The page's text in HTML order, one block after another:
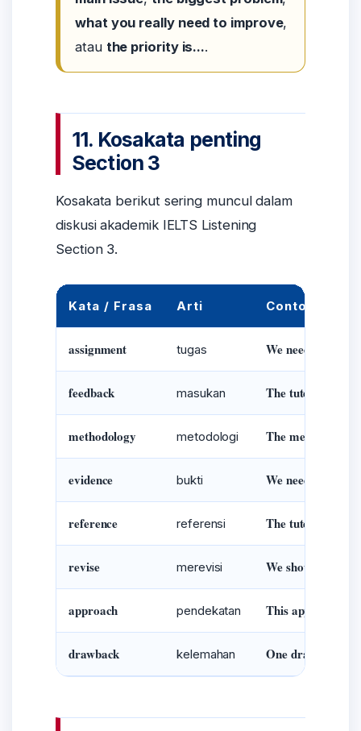
what you really need to improve,
atau the priority is....
11. Kosakata penting
Section 3
Kosakata berikut sering muncul dalam
diskusi akademik IELTS Listening
Section 3.
Kata / Frasa Arti Contoh
assignment tugas We need to finish
feedback masukan The tutor gave
methodology metodologi The methodology
evidence bukti We need
reference referensi The tutor
revise merevisi We should revise
approach pendekatan This approach
drawback kelemahan One drawback is